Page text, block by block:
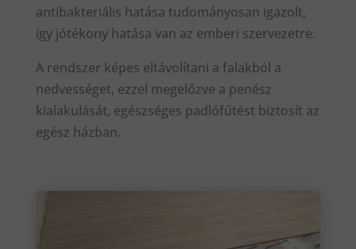
antibakteriális hatása tudományosan igazolt,
így jótékony hatása van az emberi szervezetre.
A rendszer képes eltávolítani a falakból a
nedvességet, ezzel megelőzve a penész
kialakulását, egészséges padlófűtést biztosít az
egész házban.